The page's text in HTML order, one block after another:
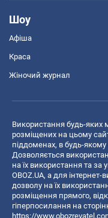
Шоу
Афіша
Краса
Жіночий журнал
Використання будь-яких
розміщених на цьому
піддоменах, в будь-якому
Дозволяється
на їх використання та
OBOZ.UA, а для
дозволу на їх
розміщення прямого,
гіперпосилання на
https://